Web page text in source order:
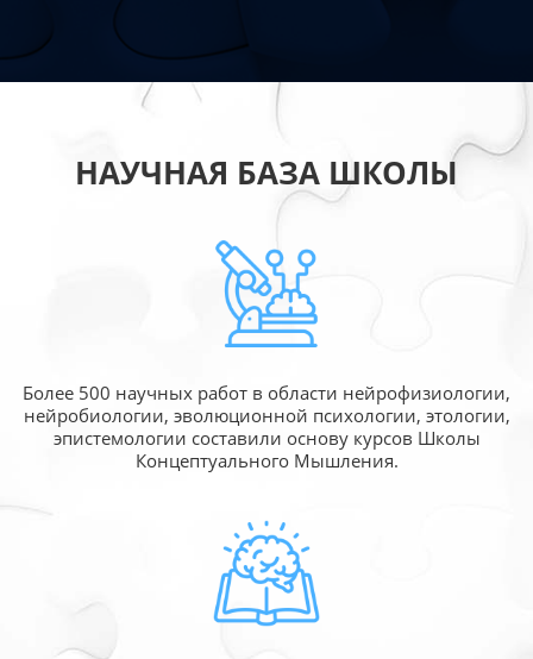
НАУЧНАЯ БАЗА ШКОЛЫ
Более 500 научных работ в области нейрофизиологии,
нейробиологии, эволюционной психологии, этологии,
эпистемологии составили основу курсов Школы
Концептуального Мышления.